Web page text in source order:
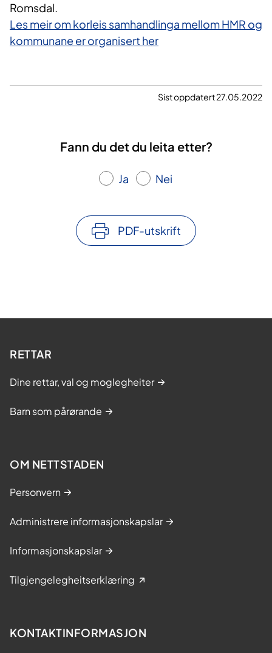
Romsdal.
Les meir om korleis samhandlinga mellom HMR og
kommunane er organisert her​
Sist oppdatert 27.05.2022
Fann du det du leita etter?
Ja Nei
PDF-utskrift
RETTAR
Dine rettar, val og moglegheiter
Barn som pårørande
OM NETTSTADEN
Personvern
Administrere informasjonskapslar
Informasjonskapslar
Tilgjengelegheitserklæring
KONTAKTINFORMASJON